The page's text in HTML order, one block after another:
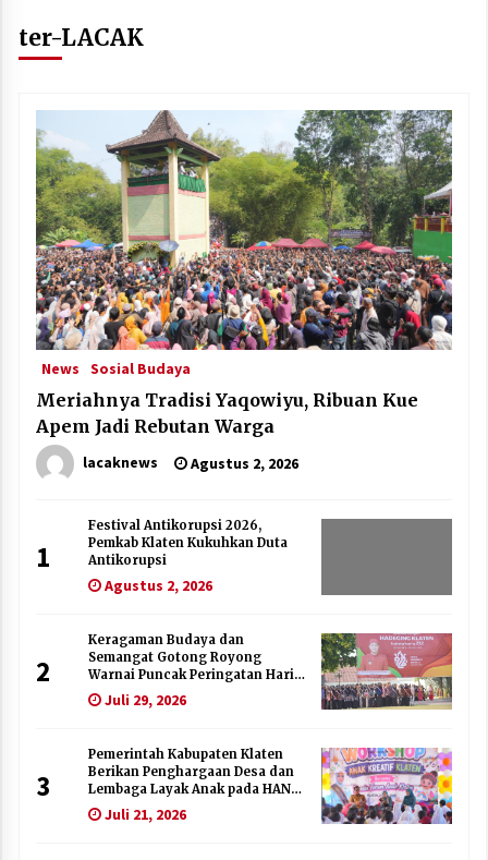
ter-LACAK
News Sosial Budaya
Meriahnya Tradisi Yaqowiyu, Ribuan Kue
Apem Jadi Rebutan Warga
lacaknews Agustus 2, 2026
1
Festival Antikorupsi 2026,
Pemkab Klaten Kukuhkan Duta
Antikorupsi
Agustus 2, 2026
2
Keragaman Budaya dan
Semangat Gotong Royong
Warnai Puncak Peringatan Hari
Jadi Klaten ke-222
Juli 29, 2026
3
Pemerintah Kabupaten Klaten
Berikan Penghargaan Desa dan
Lembaga Layak Anak pada HAN
2026Juli 21, 2026